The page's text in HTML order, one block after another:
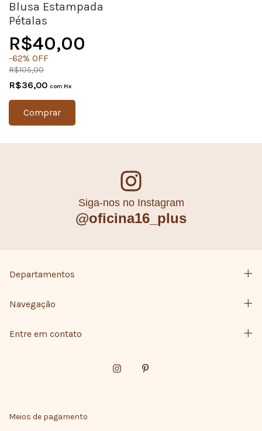
Blusa Estampada
Pétalas
R$40,00
-62% OFF
R$105,00
R$36,00 com Pix
Comprar
Siga-nos no Instagram
@oficina16_plus
Departamentos
Navegação
Entre em contato
Meios de pagamento